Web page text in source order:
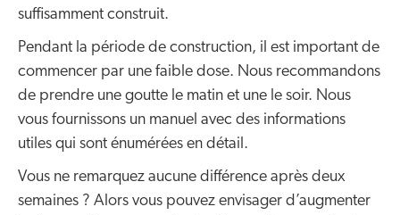
suffisamment construit.
Pendant la période de construction, il est important de
commencer par une faible dose. Nous recommandons
de prendre une goutte le matin et une le soir. Nous
vous fournissons un manuel avec des informations
utiles qui sont énumérées en détail.
Vous ne remarquez aucune différence après deux
semaines ? Alors vous pouvez envisager d’augmenter